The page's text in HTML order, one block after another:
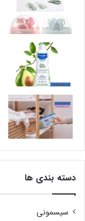
دسته بندی ها
سیسمونی